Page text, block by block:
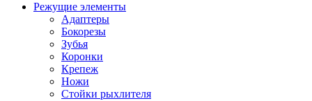
Режущие элементы
Адаптеры
Бокорезы
Зубья
Коронки
Крепеж
Ножи
Стойки рыхлителя